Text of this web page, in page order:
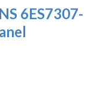
6ES7307-